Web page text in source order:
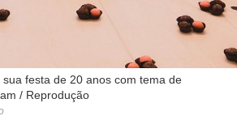
festa de 20 anos com tema de
/ Reprodução